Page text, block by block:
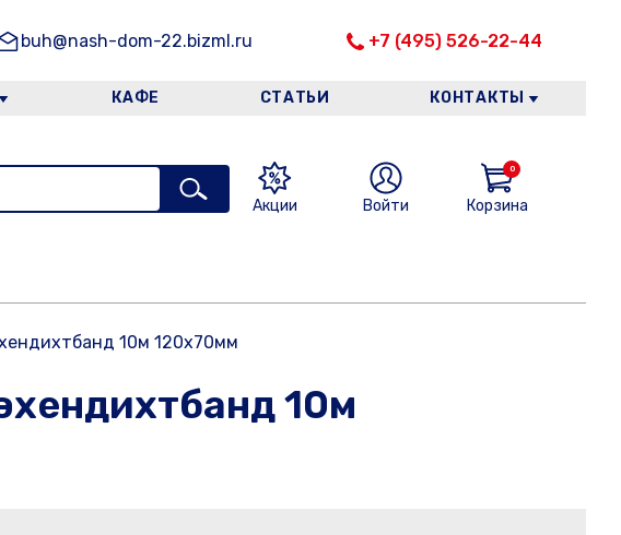
buh@nash-dom-22.bizml.ru +7 (495) 526-22-44
КАФЕ СТАТЬИ КОНТАКТЫ
Акции Войти Корзина
0
10м 120х70мм
10м